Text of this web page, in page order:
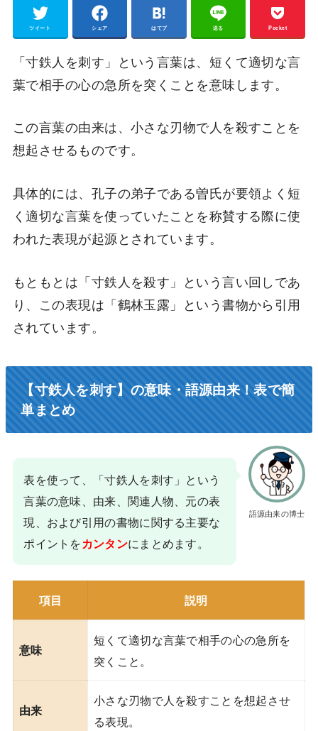
ツイート シェア はてブ 送る Pocket
「寸鉄人を刺す」という言葉は、短くて適切な言
葉で相手の心の急所を突くことを意味します。
この言葉の由来は、小さな刃物で人を殺すことを
想起させるものです。
具体的には、孔子の弟子である曽氏が要領よく短
く適切な言葉を使っていたことを称賛する際に使
われた表現が起源とされています。
もともとは「寸鉄人を殺す」という言い回しであ
り、この表現は「鶴林玉露」という書物から引用
されています。
【寸鉄人を刺す】の意味・語源由来！表で簡
単まとめ
語源由来の博士
表を使って、「寸鉄人を刺す」という
言葉の意味、由来、関連人物、元の表
現、および引用の書物に関する主要な
ポイントをカンタンにまとめます。
項目 説明
意味
短くて適切な言葉で相手の心の急所を
突くこと。
由来
小さな刃物で人を殺すことを想起させ
る表現。